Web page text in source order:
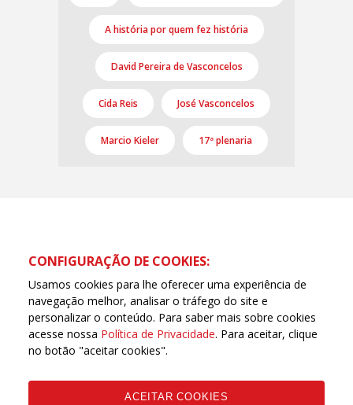
A história por quem fez história
David Pereira de Vasconcelos
Cida Reis José Vasconcelos
Marcio Kieler 17ª plenaria
CONFIGURAÇÃO DE COOKIES:
Usamos cookies para lhe oferecer uma experiência de
navegação melhor, analisar o tráfego do site e
personalizar o conteúdo. Para saber mais sobre cookies
acesse nossa Política de Privacidade. Para aceitar, clique
no botão "aceitar cookies".
ACEITAR COOKIES